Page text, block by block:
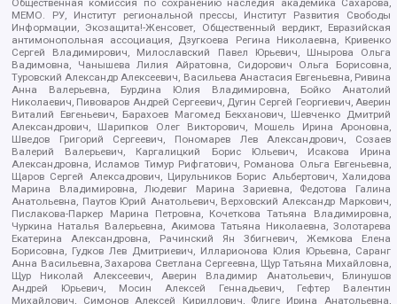
Общественная комиссия по сохранению наследия академика Сахарова,
МЕМО. РУ, Институт региональной прессы, Институт Развития Свободы
Информации, Экозащита!-Женсовет, Общественный вердикт, Евразийская
антимонопольная ассоциация, Дзугкоева Регина Николаевна, Кривенко
Сергей Владимирович, Милославский Павел Юрьевич, Шнырова Ольга
Вадимовна, Чанышева Лилия Айратовна, Сидорович Ольга Борисовна,
Туровский Александр Алексеевич, Васильева Анастасия Евгеньевна, Ривина
Анна Валерьевна, Бурдина Юлия Владимировна, Бойко Анатолий
Николаевич, Пивоваров Андрей Сергеевич, Дугин Сергей Георгиевич, Аверин
Виталий Евгеньевич, Барахоев Магомед Бекханович, Шевченко Дмитрий
Александрович, Шарипков Олег Викторович, Мошель Ирина Ароновна,
Шведов Григорий Сергеевич, Пономарев Лев Александрович, Созаев
Валерий Валерьевич, Каргалицкий Борис Юльевич, Исакова Ирина
Александровна, Исламов Тимур Рифгатович, Романова Ольга Евгеньевна,
Щаров Сергей Алексадрович, Цирульников Борис Альбертович, Халидова
Марина Владимировна, Людевиг Марина Зариевна, Федотова Галина
Анатольевна, Паутов Юрий Анатольевич, Верховский Александр Маркович,
Пислакова-Паркер Марина Петровна, Кочеткова Татьяна Владимировна,
Чуркина Наталья Валерьевна, Акимова Татьяна Николаевна, Золотарева
Екатерина Александровна, Рачинский Ян Збигневич, Жемкова Елена
Борисовна, Гудков Лев Дмитриевич, Илларионова Юлия Юрьевна, Саранг
Анна Васильевна, Захарова Светлана Сергеевна, Щур Татьяна Михайловна,
Щур Николай Алексеевич, Аверин Владимир Анатольевич, Блинушов
Андрей Юрьевич, Мосин Алексей Геннадьевич, Гефтер Валентин
Михайлович, Симонов Алексей Кириллович, Флиге Ирина Анатольевна,